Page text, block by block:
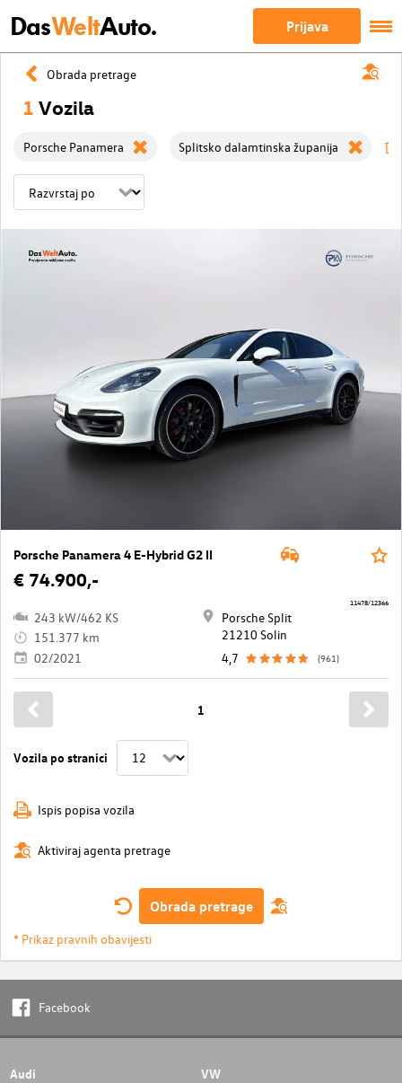
DasWeltAuto. Prijava
Obrada pretrage
1 Vozila
Porsche Panamera Splitsko dalamtinska županija
Porsche Panamera 4 E-Hybrid G2 II
€ 74.900,-
243 kW/462 KS
151.377 km
02/2021
Porsche Split
21210 Solin
4,7
(961)
11478/12366
Vozila po stranici
1
Ispis popisa vozila
Aktiviraj agenta pretrage
Obrada pretrage
* Prikaz pravnih obavijesti
Facebook
Audi VW